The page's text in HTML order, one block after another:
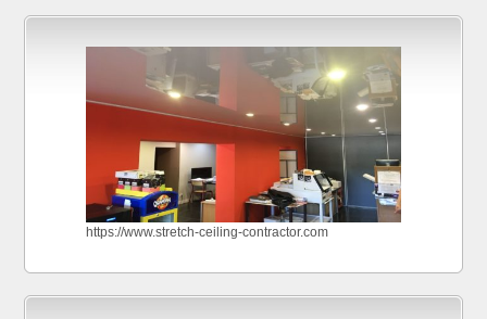
https://www.stretch-ceiling-contractor.com